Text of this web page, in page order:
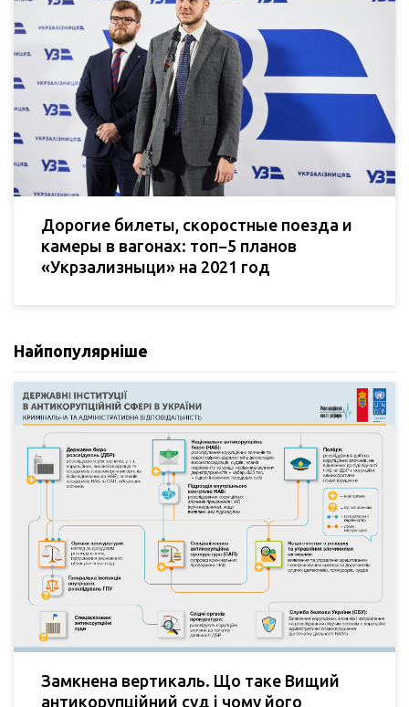
Дорогие билеты, скоростные поезда и
камеры в вагонах: топ−5 планов
«Укрзализныци» на 2021 год
Найпопулярніше
Замкнена вертикаль. Що таке Вищий
антикорупційний суд і чому його